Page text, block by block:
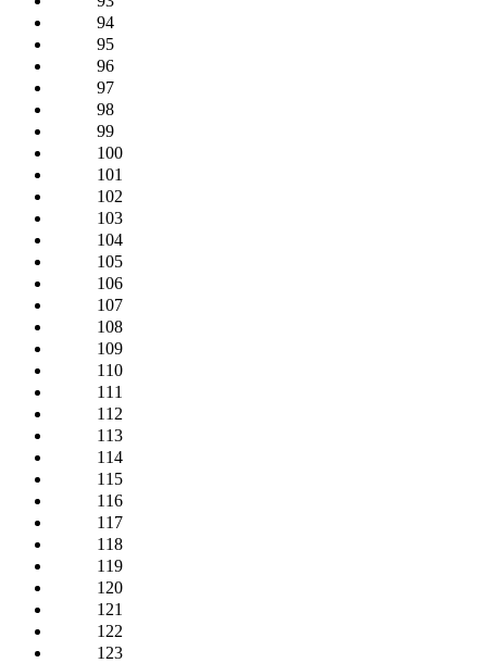
94
95
96
97
98
99
100
101
102
103
104
105
106
107
108
109
110
111
112
113
114
115
116
117
118
119
120
121
122
123